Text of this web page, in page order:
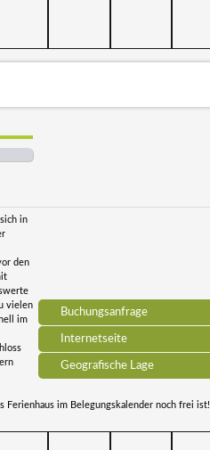
Buchungsanfrage
Internetseite
Geografische Lage
in
den
vielen
im
Ferienhaus im Belegungskalender noch frei ist!